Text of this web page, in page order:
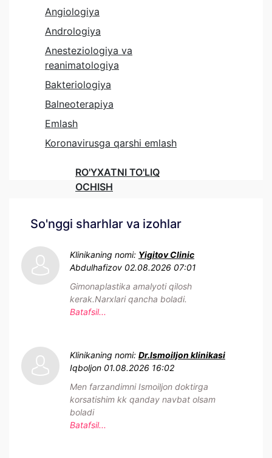
Angiologiya
Andrologiya
Anesteziologiya va
reanimatologiya
Bakteriologiya
Balneoterapiya
Emlash
Koronavirusga qarshi emlash
RO'YXATNI TO'LIQ
OCHISH
So'nggi sharhlar va izohlar
Klinikaning nomi: Yigitov Clinic
Abdulhafizov 02.08.2026 07:01
Gimonaplastika amalyoti qilosh
kerak.Narxlari qancha boladi.
Batafsil...
Klinikaning nomi: Dr.Ismoiljon klinikasi
Iqboljon 01.08.2026 16:02
Men farzandimni Ismoiljon doktirga
korsatishim kk qanday navbat olsam
boladi
Batafsil...